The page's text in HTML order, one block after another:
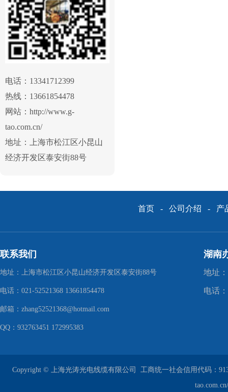
电话：13341712399
热线：13661854478
网站：http://www.g-
tao.com.cn/
地址：上海市松江区小昆山
经济开发区泰安街88号
首页 - 公司介绍 - 产
联系我们
地址：上海市松江区小昆山经济开发区泰安街88号
电话：021-52521368 13661854478
邮箱：zhang52521368@hotmail.com
QQ：932763451 172995383
湖南
地址
电话
Copyright © 上海光涛光电线缆有限公司 工商统一社会信用代码：